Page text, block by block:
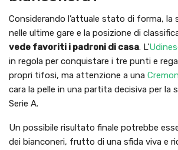
Considerando l’attuale stato di forma,
nelle ultime gare e la posizione di
vede favoriti i padroni di casa. L’
in regola per conquistare i tre punti e
propri tifosi, ma attenzione a una
cara la pelle in una partita decisiva per la
Serie A.
Un possibile risultato finale potrebbe
dei bianconeri, frutto di una sfida viva e